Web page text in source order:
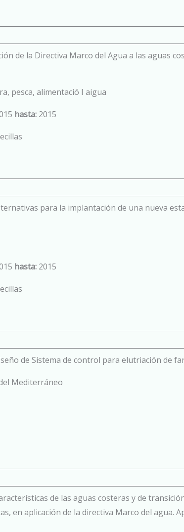
de la Directiva Marco del Agua a las aguas
pesca, alimentació I aigua
hasta: 2015
para la implantación de una nueva
hasta: 2015
de Sistema de control para elutriación de
Mediterráneo
de las aguas costeras y de
en aplicación de la directiva Marco del agua.